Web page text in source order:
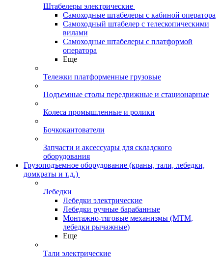
Штабелеры электрические
Самоходные штабелеры с кабиной оператора
Самоходный штабелер с телескопическими
вилами
Самоходные штабелеры с платформой
оператора
Еще
Тележки платформенные грузовые
Подъемные столы передвижные и стационарные
Колеса промышленные и ролики
Бочкокантователи
Запчасти и аксессуары для складского
оборудования
Грузоподъемное оборудование (краны, тали, лебедки,
домкраты и т.д.)
Лебедки
Лебедки электрические
Лебедки ручные барабанные
Монтажно-тяговые механизмы (МТМ,
лебедки рычажные)
Еще
Тали электрические